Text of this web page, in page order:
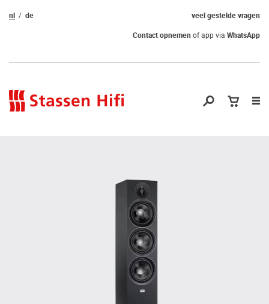
veel gestelde vragen
nl
de
Contact opnemenof app via WhatsApp